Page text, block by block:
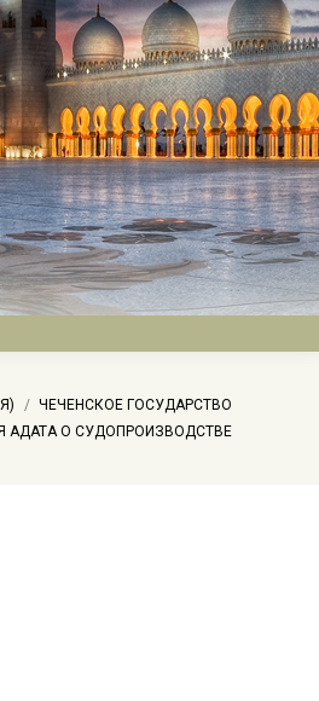
ЧЕЧЕНСКОЕ ГОСУДАРСТВО
АДАТА О СУДОПРОИЗВОДСТВЕ